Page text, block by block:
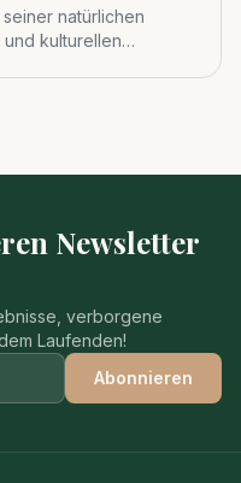
natürlichen
kulturellen
Newsletter
verborgene
Laufenden!
Abonnieren